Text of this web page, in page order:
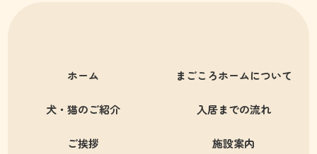
ホーム まごころホームについて
犬・猫のご紹介 入居までの流れ
ご挨拶 施設案内